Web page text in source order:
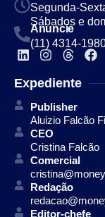
Segunda-
Sábados e
Anuncie
(11) 4314-
Expediente
Publisher
Aluizio Falcão
CEO
Cristina Falcão
Comercial
Redação
Editor-chefe